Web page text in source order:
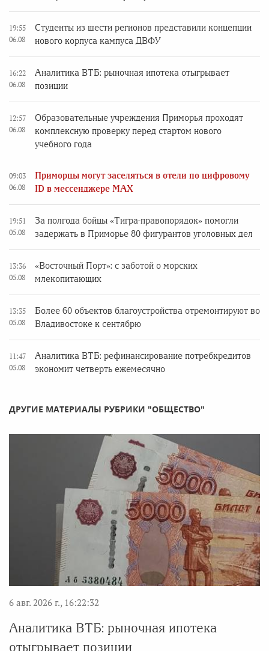
19:55
06.08
Студенты из шести регионов представили концепции
нового корпуса кампуса ДВФУ
16:22
06.08
Аналитика ВТБ: рыночная ипотека отыгрывает
позиции
12:57
06.08
Образовательные учреждения Приморья проходят
комплексную проверку перед стартом нового
учебного года
09:03
06.08
Приморцы могут заселяться в отели по цифровому
ID в мессенджере MAX
19:51
05.08
За полгода бойцы «Тигра-правопорядок» помогли
задержать в Приморье 80 фигурантов уголовных дел
13:36
05.08
«Восточный Порт»: с заботой о морских
млекопитающих
13:35
05.08
Более 60 объектов благоустройства отремонтируют во
Владивостоке к сентябрю
11:47
05.08
Аналитика ВТБ: рефинансирование потребкредитов
экономит четверть ежемесячно
ДРУГИЕ МАТЕРИАЛЫ РУБРИКИ "ОБЩЕСТВО"
6 авг. 2026 г., 16:22:32
Аналитика ВТБ: рыночная ипотека
отыгрывает позиции